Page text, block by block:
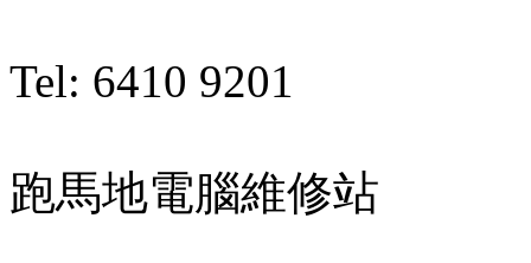
Tel: 6410 9201
跑馬地電腦維修站